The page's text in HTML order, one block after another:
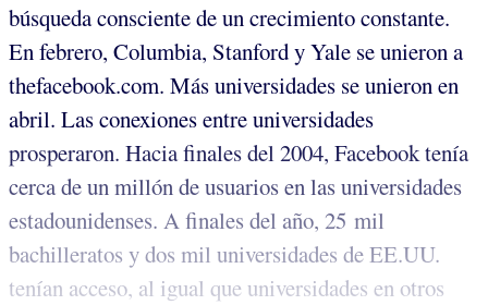
búsqueda consciente de un crecimiento constante.
En febrero, Columbia, Stanford y Yale se unieron a
thefacebook.com. Más universidades se unieron en
abril. Las conexiones entre universidades
prosperaron. Hacia finales del 2004, Facebook tenía
cerca de un millón de usuarios en las universidades
estadounidenses. A finales del año, 25 mil
bachilleratos y dos mil universidades de EE.UU.
tenían acceso, al igual que universidades en otros